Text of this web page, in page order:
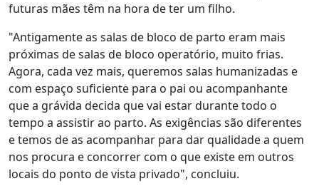
futuras mães têm na hora de ter um filho.
"Antigamente as salas de bloco de parto eram mais
próximas de salas de bloco operatório, muito frias.
Agora, cada vez mais, queremos salas humanizadas e
com espaço suficiente para o pai ou acompanhante
que a grávida decida que vai estar durante todo o
tempo a assistir ao parto. As exigências são diferentes
e temos de as acompanhar para dar qualidade a quem
nos procura e concorrer com o que existe em outros
locais do ponto de vista privado", concluiu.